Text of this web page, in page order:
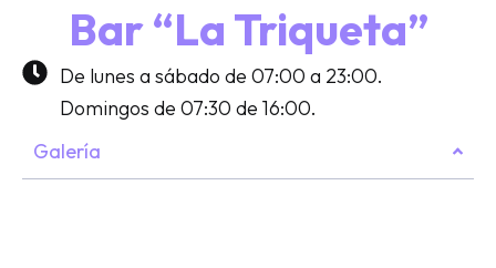
Bar “La Triqueta”
De lunes a sábado de 07:00 a 23:00.
Domingos de 07:30 de 16:00.
Galería